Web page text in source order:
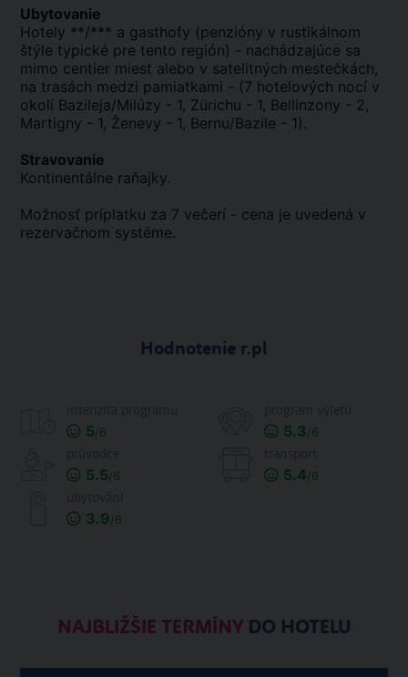
Ubytovanie
Hotely **/*** a gasthofy (penzióny v rustikálnom
štýle typické pre tento región) - nachádzajúce sa
mimo centier miest alebo v satelitných mestečkách,
na trasách medzi pamiatkami - (7 hotelových nocí v
okolí Bazileja/Milúzy - 1, Zürichu - 1, Bellinzony - 2,
Martigny - 1, Ženevy - 1, Bernu/Bazile - 1).
Stravovanie
Kontinentálne raňajky.
Možnosť príplatku za 7 večerí - cena je uvedená v
rezervačnom systéme.
Hodnotenie r.pl
5/6 5.3/6
5.5/6 5.4/6
3.9/6
NAJBLIŽŠIE TERMÍNYDO HOTELU